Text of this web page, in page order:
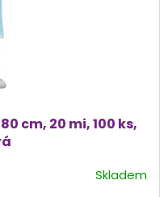
cm, 20 mi, 100 ks,
Skladem